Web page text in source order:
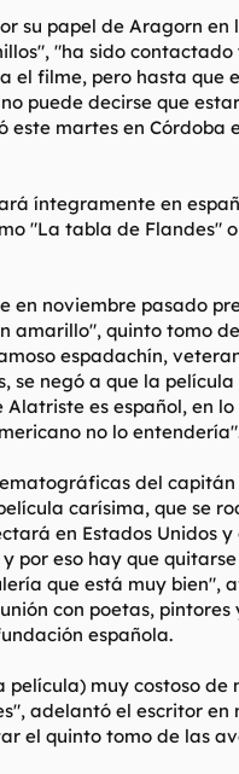
su papel de Aragorn
"ha sido contactado
el filme, pero hasta que
puede decirse que
este martes en Córdoba
íntegramente en
"La tabla de Flandes"
en noviembre pasado
amarillo", quinto tomo
espadachín,
se negó a que la
Alatriste es español, en
no lo
del
carísima, que se
en Estados Unidos
por eso hay que
que está muy bien",
con poetas,
española.
película) muy costoso de
adelantó el escritor en
el quinto tomo de las